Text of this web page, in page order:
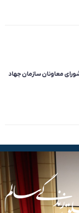
معاونان سازمان جهاد